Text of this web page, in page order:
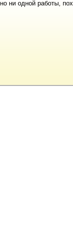
ни одной работы,